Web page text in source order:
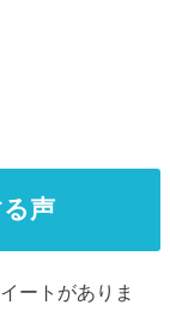
声
ートがありま